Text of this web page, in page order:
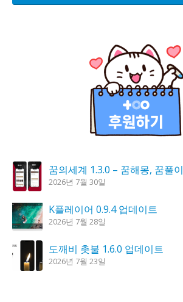
꿈의세계 1.3.0 – 꿈해몽, 꿈풀이
2026년 7월 30일
K플레이어 0.9.4 업데이트
2026년 7월 28일
도깨비 촛불 1.6.0 업데이트
2026년 7월 23일